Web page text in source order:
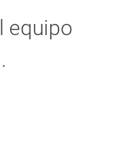
equipo